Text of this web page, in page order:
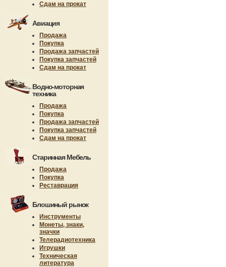
Сдам на прокат
Авиация
Продажа
Покупка
Продажа запчастей
Покупка запчастей
Сдам на прокат
Водно-моторная
техника
Продажа
Покупка
Продажа запчастей
Покупка запчастей
Сдам на прокат
Старинная Мебель
Продажа
Покупка
Реставрация
Блошиный рынок
Инструменты
Монеты, знаки,
значки
Телерадиотехника
Игрушки
Техническая
литература